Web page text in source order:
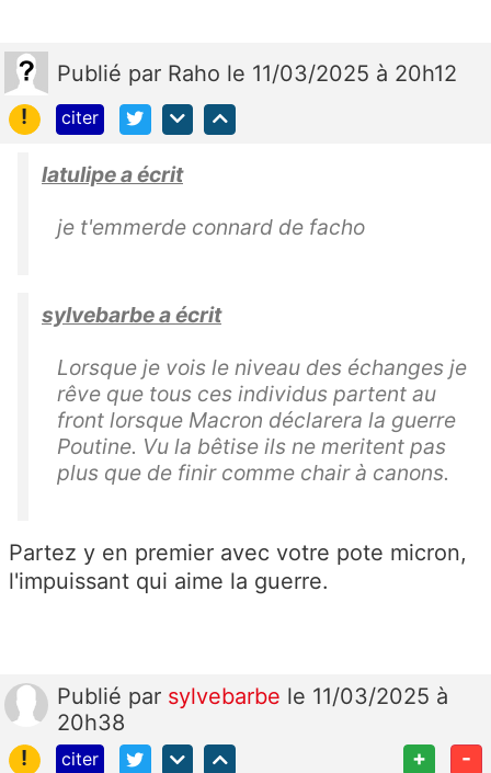
Publié par Raho le 11/03/2025 à 20h12
!
citer
latulipe a écrit
je t'emmerde connard de facho
sylvebarbe a écrit
Lorsque je vois le niveau des échanges je
rêve que tous ces individus partent au
front lorsque Macron déclarera la guerre
Poutine. Vu la bêtise ils ne meritent pas
plus que de finir comme chair à canons.
Partez y en premier avec votre pote micron,
l'impuissant qui aime la guerre.
Publié par sylvebarbe le 11/03/2025 à
20h38
!
citer + -